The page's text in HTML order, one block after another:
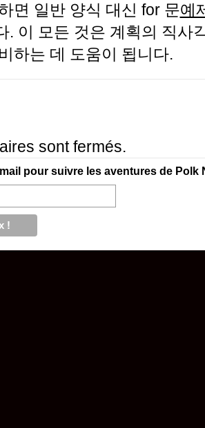
면 일반 양식 대신 for 문예
. 이 모든 것은 계획의 직사
하는 데 도움이 됩니다.
sont fermés.
pour suivre les aventures de Polk